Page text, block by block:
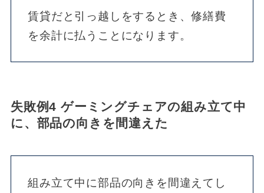
賃貸だと引っ越しをするとき、修繕費
を余計に払うことになります。
失敗例4 ゲーミングチェアの組み立て中
に、部品の向きを間違えた
組み立て中に部品の向きを間違えてし